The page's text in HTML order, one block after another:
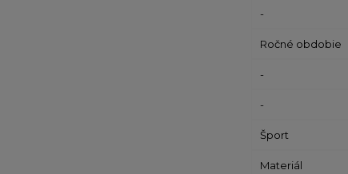
-
Ročné obdobie
-
-
Šport
Materiál